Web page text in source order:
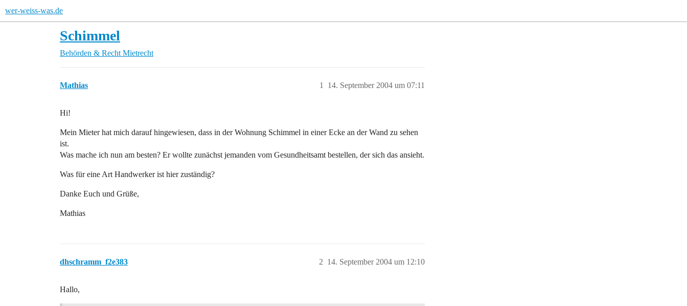
wer-weiss-was.de
Schimmel
Behörden & Recht Mietrecht
Mathias 14. September 2004 um 07:11
1
Hi!
Mein Mieter hat mich darauf hingewiesen, dass in der Wohnung Schimmel in einer Ecke an der Wand zu sehen
ist.
Was mache ich nun am besten? Er wollte zunächst jemanden vom Gesundheitsamt bestellen, der sich das ansieht.
Was für eine Art Handwerker ist hier zuständig?
Danke Euch und Grüße,
Mathias
dhschramm_f2e383 14. September 2004 um 12:10
2
Hallo,